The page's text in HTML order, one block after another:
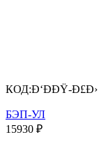
КОД:Ð‘Ð­ÐŸ-Ð£Ð›
БЭП-УЛ
15930 ₽